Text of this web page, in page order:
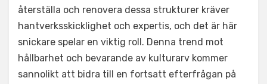
återställa och renovera dessa strukturer kräver
hantverksskicklighet och expertis, och det är här
snickare spelar en viktig roll. Denna trend mot
hållbarhet och bevarande av kulturarv kommer
sannolikt att bidra till en fortsatt efterfrågan på